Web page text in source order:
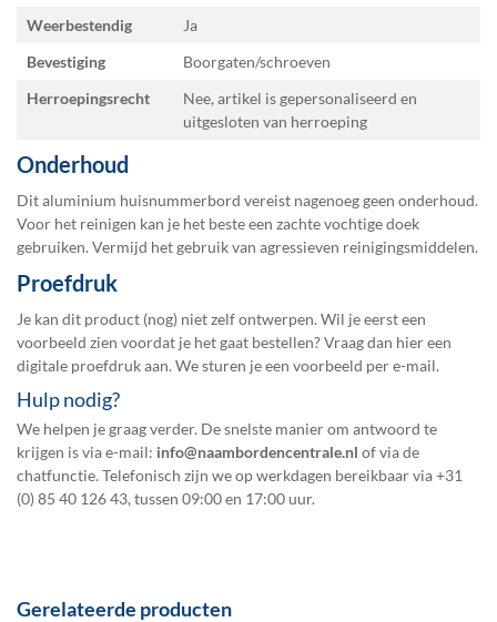
Weerbestendig
Ja
Bevestiging
Boorgaten/schroeven
Herroepingsrecht
Nee, artikel is gepersonaliseerd en
uitgesloten van herroeping
Onderhoud
Dit aluminium huisnummerbord vereist nagenoeg geen onderhoud.
Voor het reinigen kan je het beste een zachte vochtige doek
gebruiken. Vermijd het gebruik van agressieven reinigingsmiddelen.
Proefdruk
Je kan dit product (nog) niet zelf ontwerpen. Wil je eerst een
voorbeeld zien voordat je het gaat bestellen? Vraag dan hier een
digitale proefdrukaan. We sturen je een voorbeeld per e-mail.
Hulp nodig?
We helpen je graag verder. De snelste manier om antwoord te
krijgen is via e-mail: info@naambordencentrale.nl of via de
chatfunctie. Telefonisch zijn we op werkdagen bereikbaar via+31
(0) 85 40 126 43, tussen 09:00 en 17:00 uur.
Gerelateerde producten